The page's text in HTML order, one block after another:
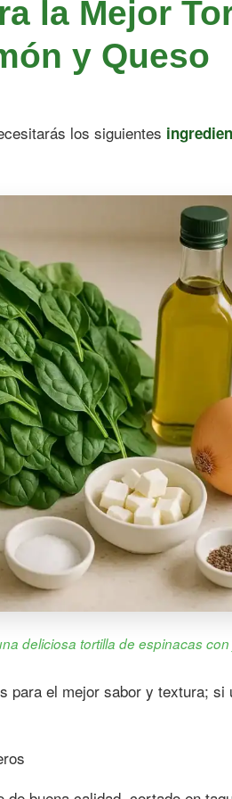
la Mejor
y Queso
los siguientes
deliciosa tortilla de espinacas
para el mejor sabor y textura; si